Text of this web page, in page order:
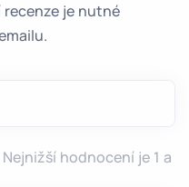
recenze je nutné
hodnocení je 1 a